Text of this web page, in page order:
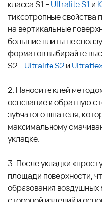
класса S1 – Ultralite S1 и
тиксотропные свойства
на вертикальные
большие плиты не
форматов выбирайте
S2 – Ultralite S2и
2. Наносите клей
основание и обратную
зубчатого шпателя,
максимальному
укладке.
3. После укладки
площади поверхности,
образования